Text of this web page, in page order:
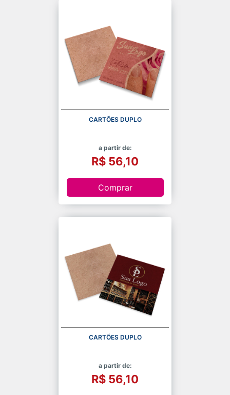
CARTÕES DUPLO
a partir de:
R$ 56,10
Comprar
CARTÕES DUPLO
a partir de:
R$ 56,10